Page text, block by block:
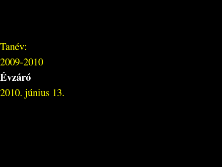
Tanév:
2009-2010
Évzáró
2010. június 13.